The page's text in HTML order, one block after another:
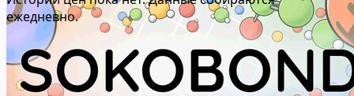
ежедневно.